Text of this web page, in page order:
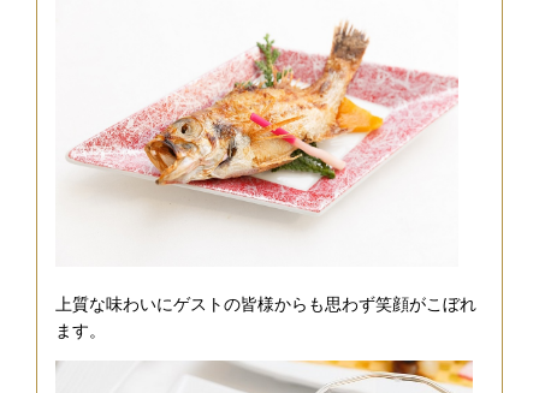
上質な味わいにゲストの皆様からも思わず笑顔がこぼれ
ます。